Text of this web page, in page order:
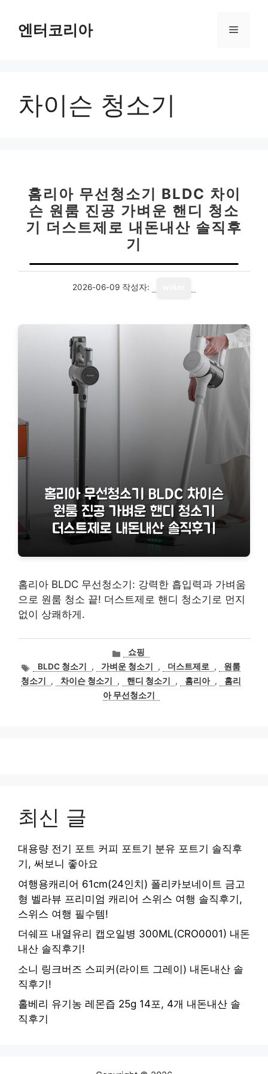
엔터코리아 메
차이슨 청소기
홈리아 무선청소기 BLDC 차이
슨 원룸 진공 가벼운 핸디 청소
기 더스트제로 내돈내산 솔직후
기
2026-06-09 작성자:
홈리아 BLDC 무선청소기: 강력한 흡입력과 가벼움
으로 원룸 청소 끝! 더스트제로 핸디 청소기로 먼지
없이 상쾌하게.
카
테
고
리
쇼핑
태
그
BLDC 청소기 , 가벼운 청소기 , 더스트제로 ,
원룸
청소기
, 차이슨 청소기 , 핸디 청소기 , 홈리아 ,
홈리
아 무선청소기
최신 글
대용량 전기 포트 커피 포트기 분유 포트기 솔직후
기, 써보니 좋아요
여행용캐리어 61cm(24인치) 폴리카보네이트 금고
형 벨라뷰 프리미엄 캐리어 스위스 여행 솔직후기,
스위스 여행 필수템!
더쉐프 내열유리 캡오일병 300ML(CRO0001) 내돈
내산 솔직후기!
소니 링크버즈 스피커(라이트 그레이) 내돈내산 솔
직후기!
홀베리 유기농 레몬즙 25g 14포, 4개 내돈내산 솔
직후기